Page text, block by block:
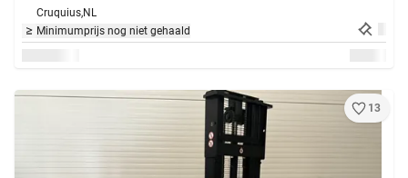
Cruquius,NL
Minimumprijs nog niet gehaald
13